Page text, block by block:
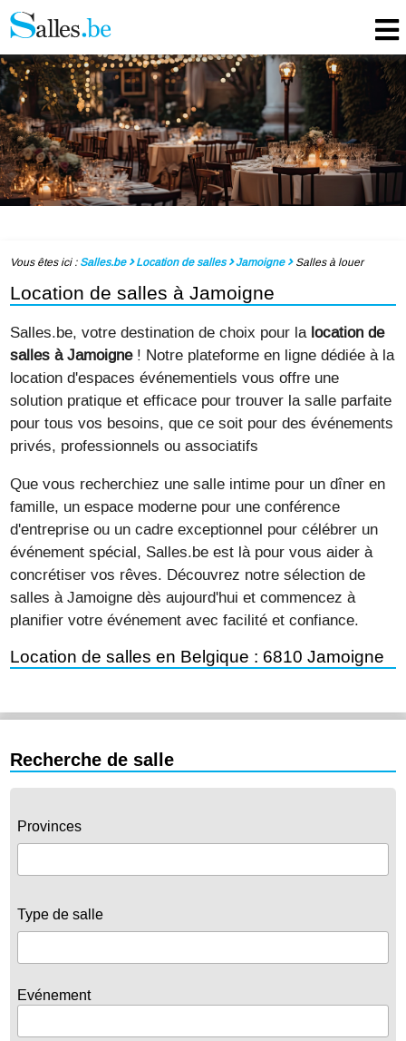
Vous êtes ici : Salles.be Location de salles Jamoigne Salles à louer
Location de salles à Jamoigne
Salles.be, votre destination de choix pour la location de
salles à Jamoigne! Notre plateforme en ligne dédiée à la
location d'espaces événementiels vous offre une
solution pratique et efficace pour trouver la salle parfaite
pour tous vos besoins, que ce soit pour des événements
privés, professionnels ou associatifs
Que vous recherchiez une salle intime pour un dîner en
famille, un espace moderne pour une conférence
d'entreprise ou un cadre exceptionnel pour célébrer un
événement spécial, Salles.be est là pour vous aider à
concrétiser vos rêves. Découvrez notre sélection de
salles à Jamoigne dès aujourd'hui et commencez à
planifier votre événement avec facilité et confiance.
Location de salles en Belgique : 6810 Jamoigne
Recherche de salle
Provinces
Type de salle
Evénement